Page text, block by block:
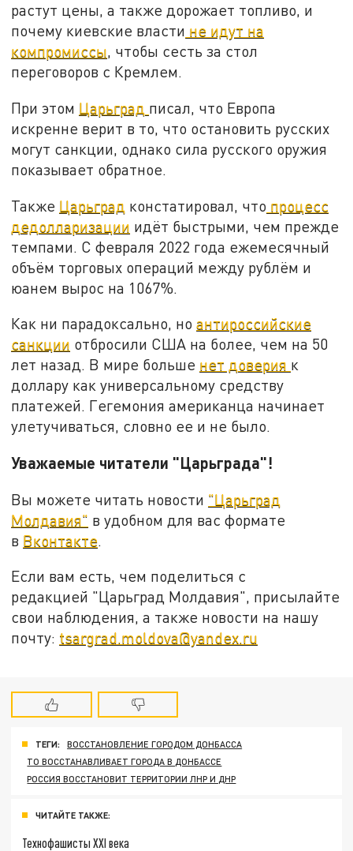
растут цены, а также дорожает топливо, и
почему киевские власти не идут на
компромиссы, чтобы сесть за стол
переговоров с Кремлем.
При этом Царьград писал, что Европа
искренне верит в то, что остановить русских
могут санкции, однако сила русского оружия
показывает обратное.
Также Царьград констатировал, что процесс
дедолларизации идёт быстрыми, чем прежде
темпами. С февраля 2022 года ежемесячный
объём торговых операций между рублём и
юанем вырос на 1067%.
Как ни парадоксально, ноантироссийские
санкции отбросили США на более, чем на 50
лет назад. В мире больше нет доверия к
доллару как универсальному средству
платежей. Гегемония американца начинает
улетучиваться, словно ее и не было.
Уважаемые читатели "Царьграда"!
Вы можете читать новости "Царьград
Молдавия" в удобном для вас формате
в Вконтакте
Если вам есть, чем поделиться с
редакцией "Царьград Молдавия", присылайте
свои наблюдения, а также новости на нашу
почту: tsargrad.moldova@yandex.ru
ТЕГИ:
ВОССТАНОВЛЕНИЕ ГОРОДОМ ДОНБАССА
ТО ВОССТАНАВЛИВАЕТ ГОРОДА В ДОНБАССЕ
РОССИЯ ВОССТАНОВИТ ТЕРРИТОРИИ ЛНР И ДНР
ЧИТАЙТЕ ТАКЖЕ:
Технофашисты XXI века